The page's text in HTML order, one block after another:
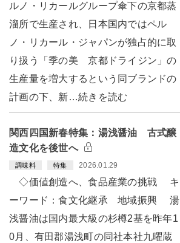
ルノ・リカールグループ傘下の京都蒸
溜所で生産され、日本国内ではペル
ノ・リカール・ジャパンが独占的に取
り扱う「季の美 京都ドライジン」の
生産量を増大するという同ブランドの
計画の下、新…続きを読む
関西四国新春特集：湯浅醤油 古式醸
造文化を後世へ
調味料 特集 2026.01.29
◇価値創造へ、食品産業の挑戦 キ
ーワード：食文化継承 地域振興 湯
浅醤油は国内最大級の杉樽2基を昨年1
0月、有田郡湯浅町の同社本社九曜蔵